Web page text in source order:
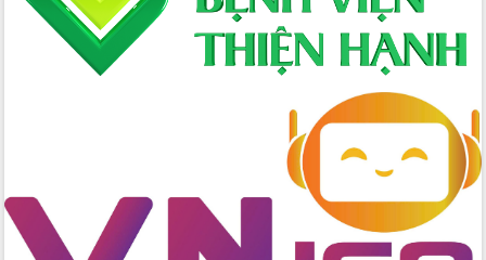
Hội nghị Ban Chấp hành Đảng bộ tỉnh
Đắk Lắk lần thứ 2 (mở rộng)
Tập trung giải phóng mặt bằng, đẩy
UBND tỉnh Đắk Lắk tổng kết công tác
quốc phòng, quân sự địa phương năm
2025